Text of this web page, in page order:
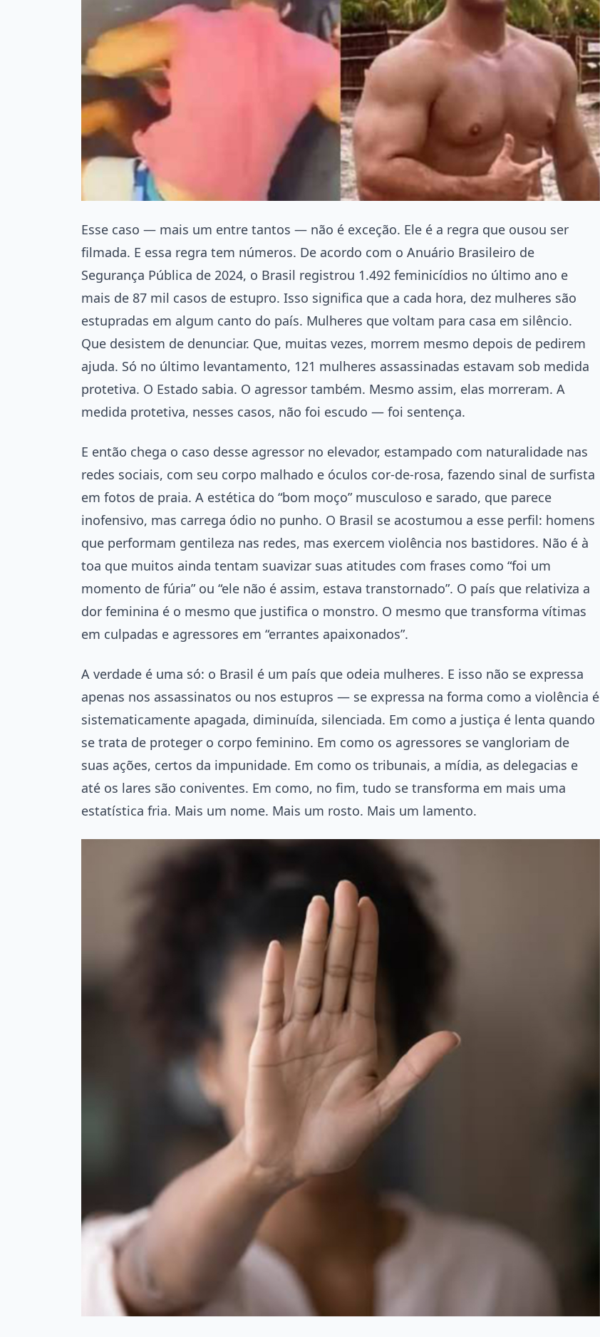
Esse caso — mais um entre tantos — não é exceção. Ele é a regra que ousou ser
filmada. E essa regra tem números. De acordo com o Anuário Brasileiro de
Segurança Pública de 2024, o Brasil registrou 1.492 feminicídios no último ano e
mais de 87 mil casos de estupro. Isso significa que a cada hora, dez mulheres são
estupradas em algum canto do país. Mulheres que voltam para casa em silêncio.
Que desistem de denunciar. Que, muitas vezes, morrem mesmo depois de pedirem
ajuda. Só no último levantamento, 121 mulheres assassinadas estavam sob medida
protetiva. O Estado sabia. O agressor também. Mesmo assim, elas morreram. A
medida protetiva, nesses casos, não foi escudo — foi sentença.
E então chega o caso desse agressor no elevador, estampado com naturalidade nas
redes sociais, com seu corpo malhado e óculos cor-de-rosa, fazendo sinal de surfista
em fotos de praia. A estética do “bom moço” musculoso e sarado, que parece
inofensivo, mas carrega ódio no punho. O Brasil se acostumou a esse perfil: homens
que performam gentileza nas redes, mas exercem violência nos bastidores. Não é à
toa que muitos ainda tentam suavizar suas atitudes com frases como “foi um
momento de fúria” ou “ele não é assim, estava transtornado”. O país que relativiza a
dor feminina é o mesmo que justifica o monstro. O mesmo que transforma vítimas
em culpadas e agressores em “errantes apaixonados”.
A verdade é uma só: o Brasil é um país que odeia mulheres. E isso não se expressa
apenas nos assassinatos ou nos estupros — se expressa na forma como a violência é
sistematicamente apagada, diminuída, silenciada. Em como a justiça é lenta quando
se trata de proteger o corpo feminino. Em como os agressores se vangloriam de
suas ações, certos da impunidade. Em como os tribunais, a mídia, as delegacias e
até os lares são coniventes. Em como, no fim, tudo se transforma em mais uma
estatística fria. Mais um nome. Mais um rosto. Mais um lamento.